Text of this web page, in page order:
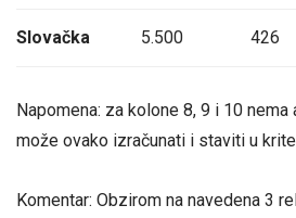
Slovačka 5.500 426
Napomena: za kolone 8, 9 i 10
može ovako izračunati i staviti u
Komentar: Obzirom na navedena 3